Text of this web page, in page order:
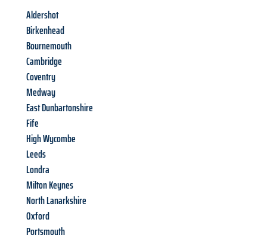
Aldershot
Birkenhead
Bournemouth
Cambridge
Coventry
Medway
East Dunbartonshire
Fife
High Wycombe
Leeds
Londra
Milton Keynes
North Lanarkshire
Oxford
Portsmouth